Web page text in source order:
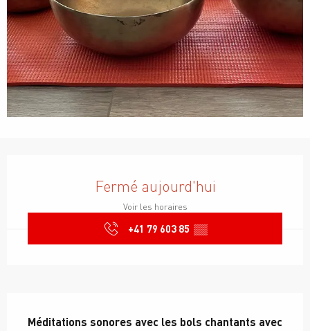
Fermé aujourd'hui
Voir les horaires
+41 79 603 85 ▒▒
Méditations sonores avec les bols chantants avec